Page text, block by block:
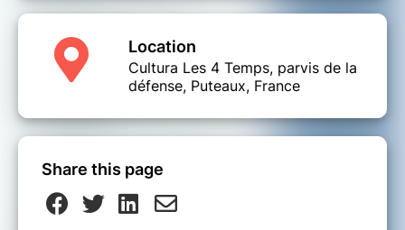
Location
Cultura Les 4 Temps, parvis de la
défense, Puteaux, France
Share this page